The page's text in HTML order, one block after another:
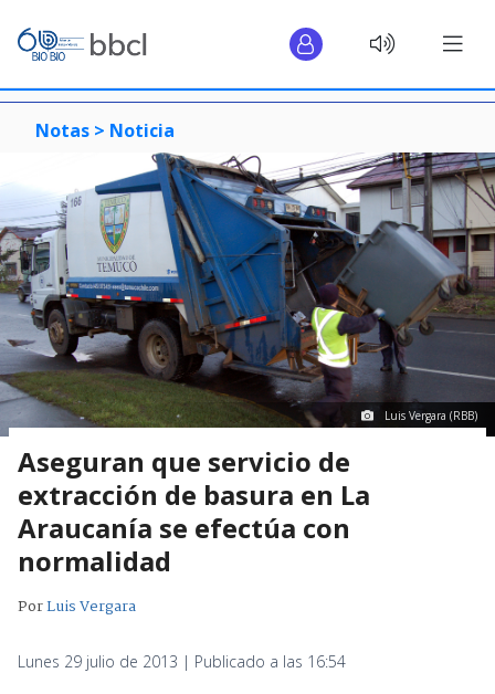
Notas > Noticia
Luis Vergara (RBB)
Aseguran que servicio de
extracción de basura en La
Araucanía se efectúa con
normalidad
PorLuis Vergara
Lunes 29 julio de 2013 | Publicado a las 16:54